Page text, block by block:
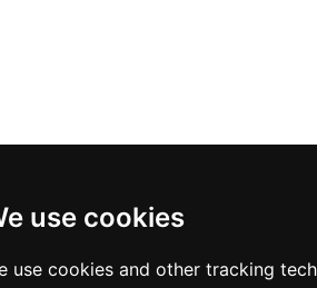
use cookies
use cookies and other tracking